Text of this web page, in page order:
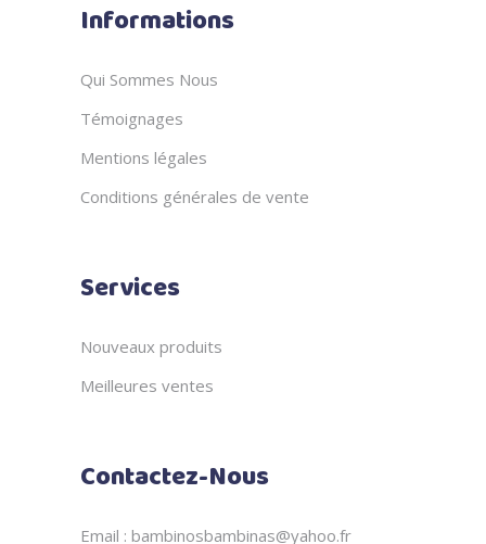
Informations
Qui Sommes Nous
Témoignages
Mentions légales
Conditions générales de vente
Services
Nouveaux produits
Meilleures ventes
Contactez-Nous
Email : bambinosbambinas@yahoo.fr